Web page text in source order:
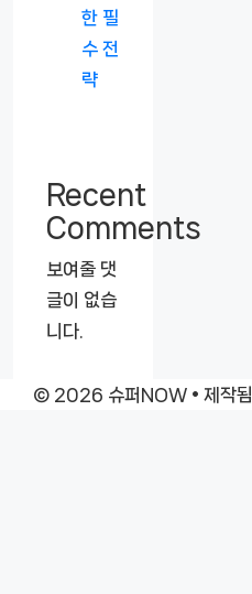
한 필
수 전
략
Recent
Comments
보여줄 댓
글이 없습
니다.
© 2026 슈퍼NOW • 제작됨